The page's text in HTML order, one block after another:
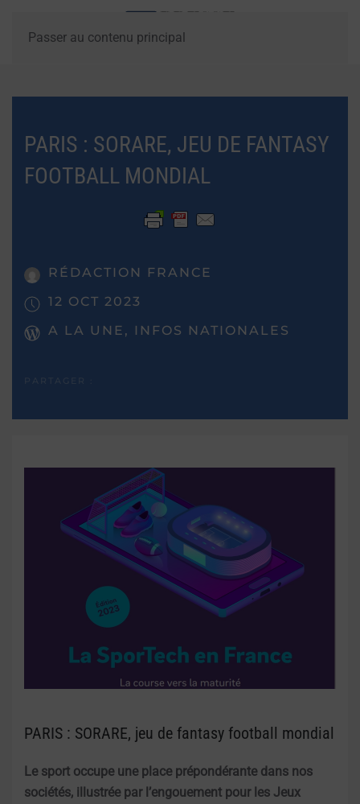
Passer au contenu principal
PARIS : SORARE, JEU DE FANTASY
FOOTBALL MONDIAL
RÉDACTION FRANCE
12 OCT 2023
A LA UNE, INFOS NATIONALES
PARIS : SORARE, jeu de fantasy football mondial
Le sport occupe une place prépondérante dans nos
sociétés, illustrée par l’engouement pour les Jeux